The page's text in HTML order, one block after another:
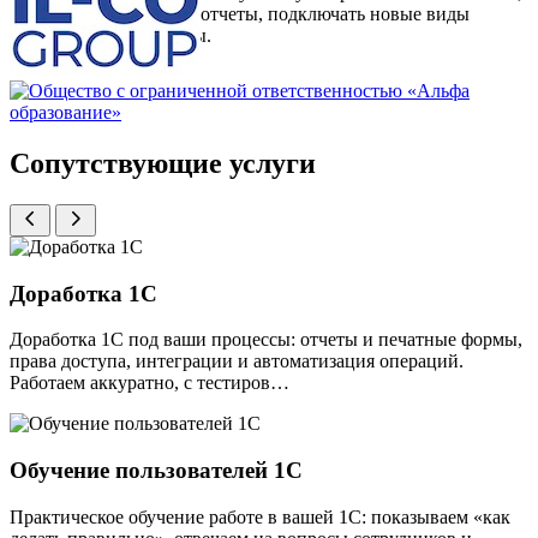
развивать маршруты и отчеты, подключать новые виды
документов и процессы.
Сопутствующие услуги
Доработка 1С
Доработка 1С под ваши процессы: отчеты и печатные формы,
права доступа, интеграции и автоматизация операций.
Работаем аккуратно, с тестиров…
Обучение пользователей 1С
Практическое обучение работе в вашей 1С: показываем «как